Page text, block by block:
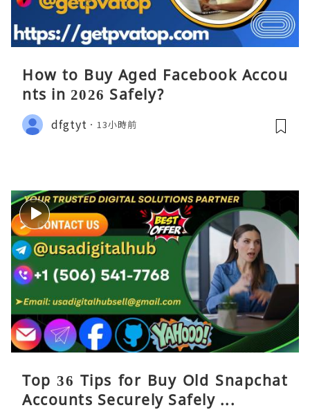
How to Buy Aged Facebook Accou
nts in 2026 Safely?
dfgtyt 13小時前
Top 36 Tips for Buy Old Snapchat
Accounts Securely Safely ...